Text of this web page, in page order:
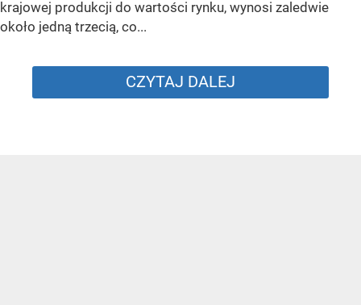
krajowej produkcji do wartości rynku, wynosi zaledwie
około jedną trzecią, co...
CZYTAJ DALEJ